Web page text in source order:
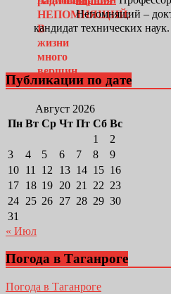
Непомнящий –
кандидат технических
Публикации по дате
Август 2026
Пн Вт Ср Чт Пт Сб Вс
1
2
3
4 5 6 7 8
9
10 11 12 13 14 15 16
17 18 19 20 21 22 23
24 25 26 27 28 29 30
31
« Июл
Погода в Таганроге
Погода в Таганроге